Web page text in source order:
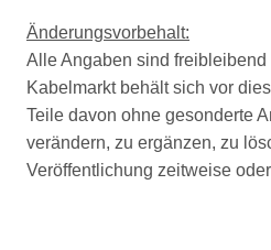
Änderungsvorbehalt:
Alle Angaben sind
Kabelmarkt behält sich vor
Teile davon ohne gesonderte
verändern, zu ergänzen, zu
Veröffentlichung zeitweise